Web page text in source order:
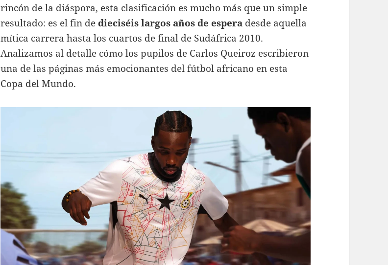
rincón de la diáspora, esta clasificación es mucho más que un simple
resultado: es el fin de dieciséis largos años de espera desde aquella
mítica carrera hasta los cuartos de final de Sudáfrica 2010.
Analizamos al detalle cómo los pupilos de Carlos Queiroz escribieron
una de las páginas más emocionantes del fútbol africano en esta
Copa del Mundo.